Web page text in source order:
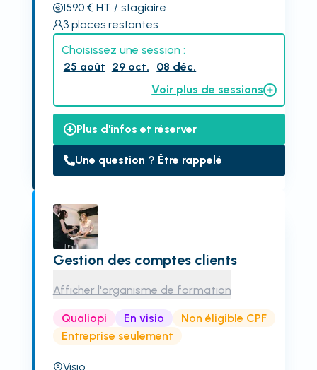
1590€ HT / stagiaire
3 places restantes
Choisissez une session :
25 août 29 oct.
08 déc.
Voir plus de sessions
Plus d'infos et réserver
Une question ? Être rappelé
Gestion des comptes clients
Afficher l'organisme de formation
Qualiopi En visio
Non éligible CPF
Entreprise seulement
Visio